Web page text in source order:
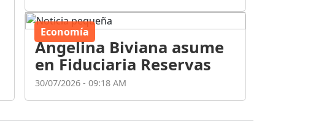
Economía
Angelina Biviana asume
en Fiduciaria Reservas
30/07/2026 - 09:18 AM